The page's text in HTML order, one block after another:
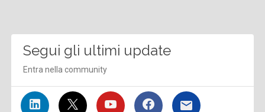
Segui gli ultimi update
Entra nella community